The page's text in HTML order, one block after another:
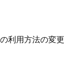
利用方法の変更